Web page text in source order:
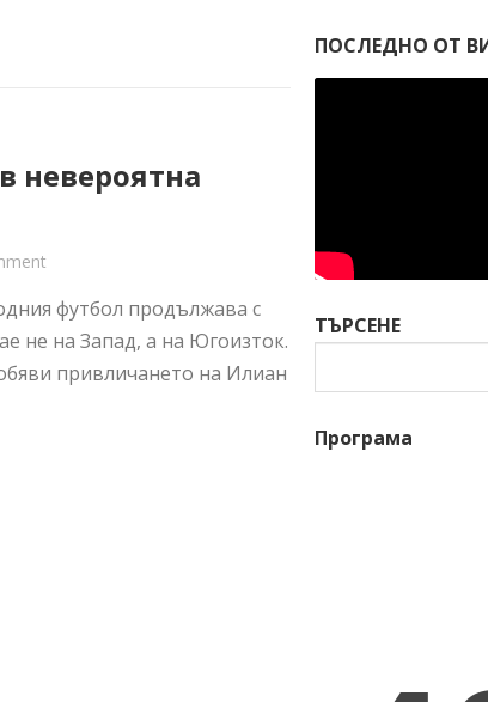
невероятна
футбол продължава с
не на Запад, а на Югоизток.
привличането на Илиан
ПОСЛЕДНО ОТ
ТЪРСЕНЕ
Програма